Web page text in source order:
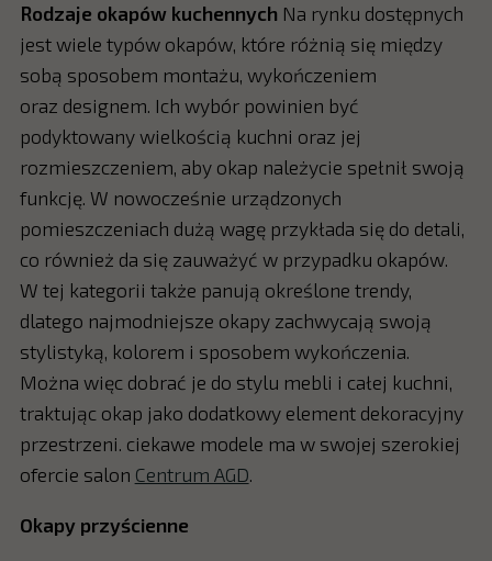
Rodzaje okapów kuchennych Na rynku dostępnych
jest wiele typów okapów, które różnią się między
sobą sposobem montażu, wykończeniem
oraz designem. Ich wybór powinien być
podyktowany wielkością kuchni oraz jej
rozmieszczeniem, aby okap należycie spełnił swoją
funkcję. W nowocześnie urządzonych
pomieszczeniach dużą wagę przykłada się do detali,
co również da się zauważyć w przypadku okapów.
W tej kategorii także panują określone trendy,
dlatego najmodniejsze okapy zachwycają swoją
stylistyką, kolorem i sposobem wykończenia.
Można więc dobrać je do stylu mebli i całej kuchni,
traktując okap jako dodatkowy element dekoracyjny
przestrzeni. ciekawe modele ma w swojej szerokiej
ofercie salon Centrum AGD.
Okapy przyścienne